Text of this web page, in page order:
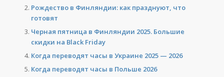
Рождество в Финляндии: как празднуют, что
готовят
Черная пятница в Финляндии 2025. Большие
скидки на Black Friday
Когда переводят часы в Украине 2025 — 2026
Когда переводят часы в Польше 2026